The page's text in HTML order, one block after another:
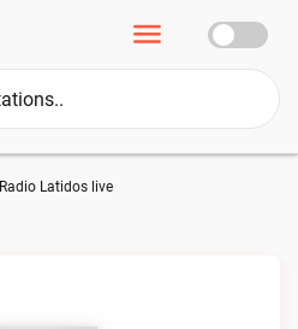
Radio Latidos live